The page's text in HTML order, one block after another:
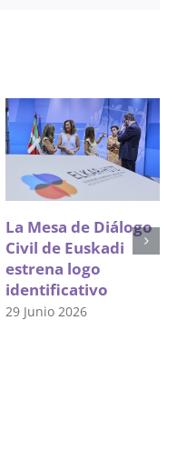
La Mesa de Diálogo
Civil de Euskadi
estrena logo
identificativo
29 Junio 2026